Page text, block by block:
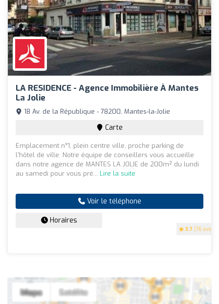
LA RESIDENCE - Agence Immobilière À Mantes
La Jolie
3.7 (76 avis)
18 Av. de la République - 78200, Mantes-la-Jolie
Carte
Emplacement n°1, plein centre ville, proche parking de
l'hôtel de ville. Notre équipe de conseillers vous accueille
dans notre agence de MANTES LA JOLIE de 200m² du lundi
au samedi pour vous pré... Lire la suite
Voir le téléphone
Horaires